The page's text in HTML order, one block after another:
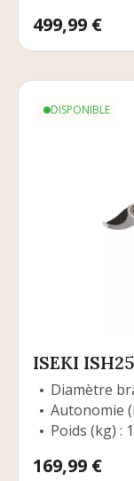
Prix
499,99 €
DISPONIBLE
ISEKI
Diamètre
Autonomie
Poids (kg) : 1
Prix
169,99 €